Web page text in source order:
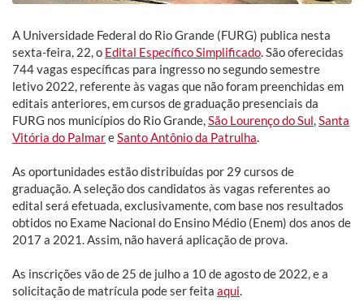
A Universidade Federal do Rio Grande (FURG) publica nesta
sexta-feira, 22, o Edital Específico Simplificado. São oferecidas
744 vagas específicas para ingresso no segundo semestre
letivo 2022, referente às vagas que não foram preenchidas em
editais anteriores, em cursos de graduação presenciais da
FURG nos municípios do Rio Grande,São Lourenço do Sul,Santa
Vitória do PalmareSanto Antônio da Patrulha.
As oportunidades estão distribuídas por 29 cursos de
graduação. A seleção dos candidatos às vagas referentes ao
edital será efetuada, exclusivamente, com base nos resultados
obtidos no Exame Nacional do Ensino Médio (Enem) dos anos de
2017 a 2021. Assim, não haverá aplicação de prova.
As inscrições vão de 25 de julho a 10 de agosto de 2022, e a
solicitação de matrícula pode ser feita aqui.